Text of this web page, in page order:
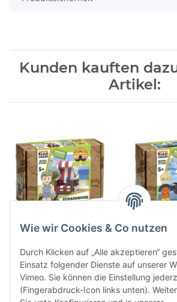
Kunden kauften
Artikel:
Kiddicraft KC1303
Preise nach Anmeldung
sichtbar
Preise
Wie wir Cookies & Co nutzen
Durch Klicken auf „Alle akzeptieren“
Einsatz folgender Dienste auf unserer
Vimeo. Sie können die Einstellung
(Fingerabdruck-Icon links unten).